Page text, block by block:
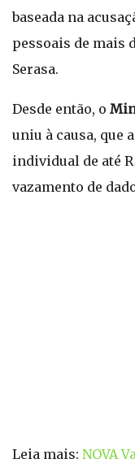
baseada na
pessoais de mais
Serasa.
Desde então, o
uniu à causa, que
individual de até
vazamento de
Leia mais: NOVA